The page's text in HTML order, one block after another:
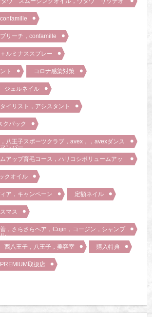
リーチ，confamille
ルミナススプレー
ト コロナ感染対策
ジェルネイル
イリスト，アシスタント
クパック
八王子スポーツクラブ，avex，，avexダンス
ンバー
アップ育毛コース，ハリコシボリュームアッ
クオイル
ア，キャンペーン 定額ネイル
マス
，さらさらヘア，Cojin，コージン，シャンプ
，
西八王子，八王子，美容室 購入特典
取扱店